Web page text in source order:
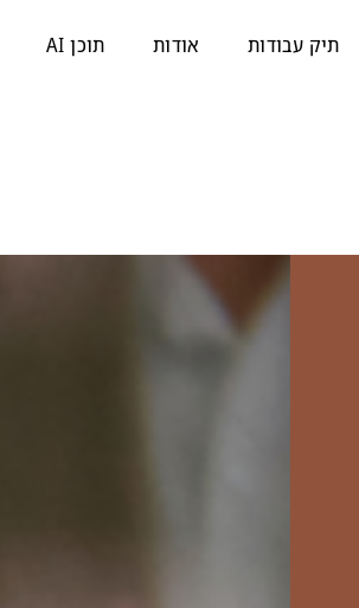
תיק עבודות אודות תוכן AI